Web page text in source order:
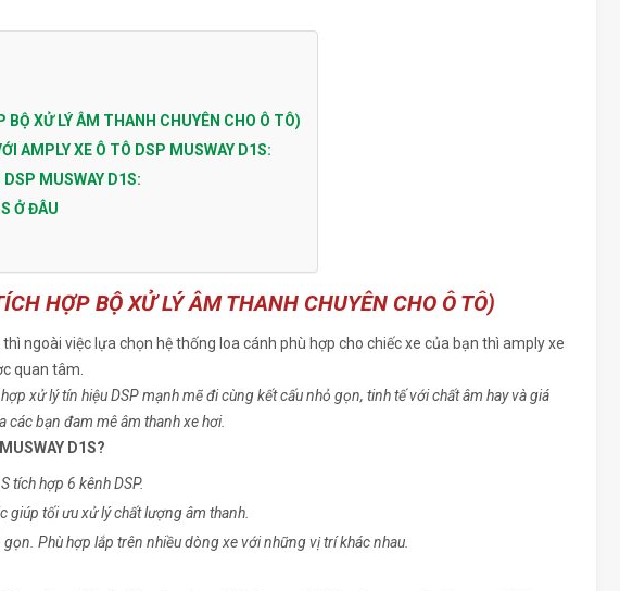
XỬ LÝ ÂM THANH CHUYÊN CHO Ô TÔ)
AMPLY XE Ô TÔ DSP MUSWAY D1S:
MUSWAY D1S:
Ở ĐÂU
HỢP BỘ XỬ LÝ ÂM THANH CHUYÊN CHO Ô TÔ)
ngoài việc lựa chọn hệ thống loa cánh phù hợp cho chiếc xe của bạn thì amply xe
quan tâm.
xử lý tín hiệu DSP mạnh mẽ đi cùng kết cấu nhỏ gọn, tinh tế với chất âm hay và giá
các bạn đam mê âm thanh xe hơi.
D1S?
tích hợp 6 kênh DSP.
giúp tối ưu xử lý chất lượng âm thanh.
Phù hợp lắp trên nhiều dòng xe với những vị trí khác nhau.